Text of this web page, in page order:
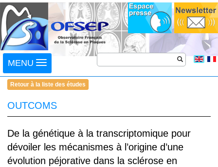
Toggle
navigation
MENU
Retour à la liste des études
OUTCOMS
De la génétique à la transcriptomique pour
dévoiler les mécanismes à l’origine d’une
évolution péjorative dans la sclérose en